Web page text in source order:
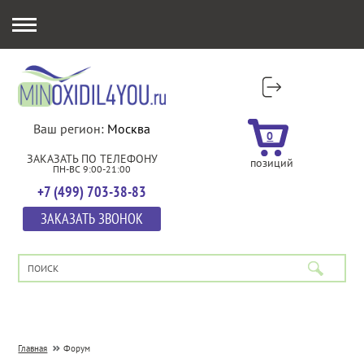
Ваш регион: Москва
ЗАКАЗАТЬ ПО ТЕЛЕФОНУ
ПН-ВС 9:00-21:00
+7 (499) 703-38-83
ЗАКАЗАТЬ ЗВОНОК
0
позиций
Главная Форум